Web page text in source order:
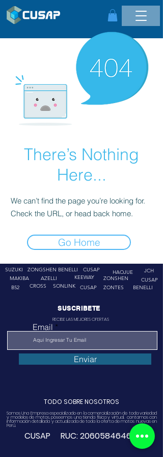
There’s Nothing
Here...
We can’t find the page you’re looking for.
Check the URL, or head back home.
Go Home
SUZUKI
ZONGSHEN
MAKIBA
AZELLI
BENELLI
CUSAP
KEEWAY
B52
CROSS SONLINK CUSAP
HAOJUE
JCH
ZONSHEN
ZONTES
CUSAP
BENELLI
SUSCRIBETE
RECIBE LAS MEJORES OFERTAS
Email
Enviar
TODO SOBRE NOSOTROS
Somos Una Empresa especializado en la comercialización de toda variedad
y modelos de motos, poseemos una tienda física y virtual. contamos con
información detallada y actualizada de toda la oferta de motos nuevas en
Perú.
CUSAP RUC:20605846468